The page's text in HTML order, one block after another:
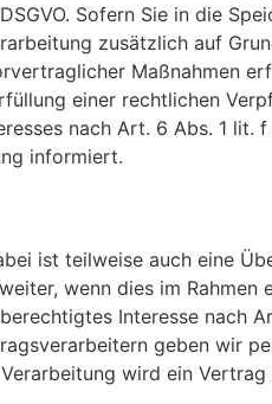
Sofern Sie in die
zusätzlich auf
Maßnahmen
einer rechtlichen
nach Art. 6 Abs. 1 lit.
informiert.
ist teilweise auch eine
wenn dies im
Interesse nach
geben wir
wird ein